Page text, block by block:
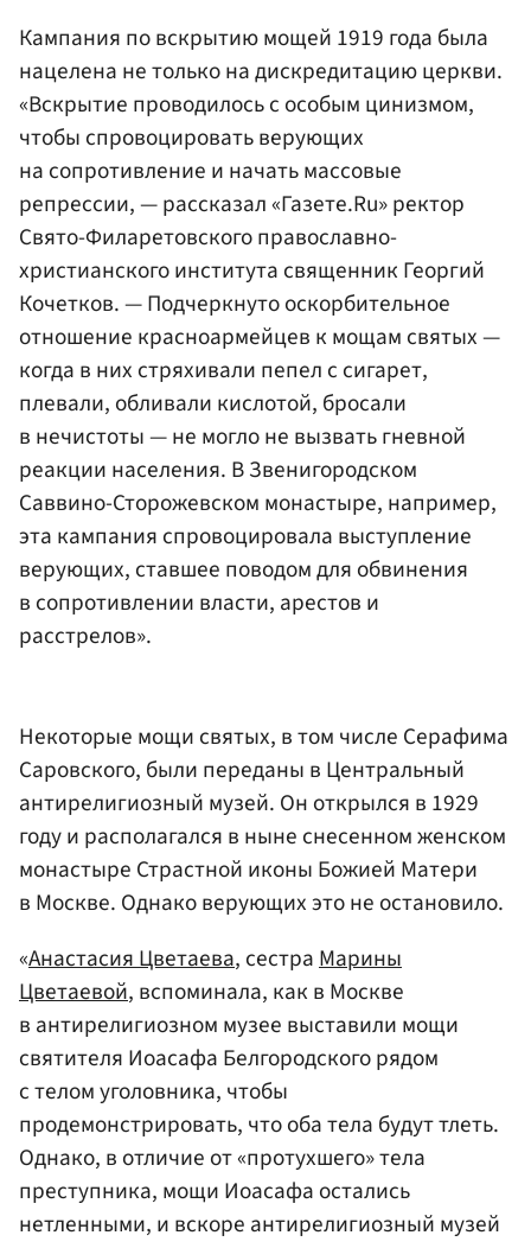
Кампания по вскрытию мощей 1919 года была
нацелена не только на дискредитацию церкви.
«Вскрытие проводилось с особым цинизмом,
чтобы спровоцировать верующих
на сопротивление и начать массовые
репрессии, — рассказал «Газете.Ru» ректор
Свято-Филаретовского православно-
христианского института священник Георгий
Кочетков. — Подчеркнуто оскорбительное
отношение красноармейцев к мощам святых —
когда в них стряхивали пепел с сигарет,
плевали, обливали кислотой, бросали
в нечистоты — не могло не вызвать гневной
реакции населения. В Звенигородском
Саввино-Сторожевском монастыре, например,
эта кампания спровоцировала выступление
верующих, ставшее поводом для обвинения
в сопротивлении власти, арестов и
расстрелов».
Некоторые мощи святых, в том числе Серафима
Саровского, были переданы в Центральный
антирелигиозный музей. Он открылся в 1929
году и располагался в ныне снесенном женском
монастыре Страстной иконы Божией Матери
в Москве. Однако верующих это не остановило.
«Анастасия Цветаева, сестраМарины
Цветаевой, вспоминала, как в Москве
в антирелигиозном музее выставили мощи
святителя Иоасафа Белгородского рядом
с телом уголовника, чтобы
продемонстрировать, что оба тела будут тлеть.
Однако, в отличие от «протухшего» тела
преступника, мощи Иоасафа остались
нетленными, и вскоре антирелигиозный музей